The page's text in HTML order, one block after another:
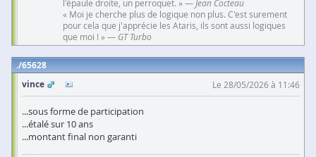
l'épaule droite, un perroquet. » — Jean Cocteau
« Moi je cherche plus de logique non plus. C'est surement
pour cela que j'apprécie les Ataris, ils sont aussi logiques
que moi ! » — GT Turbo
65628
vince
Le 28/05/2026 à 11:46
...sous forme de participation
...étalé sur 10 ans
...montant final non garanti